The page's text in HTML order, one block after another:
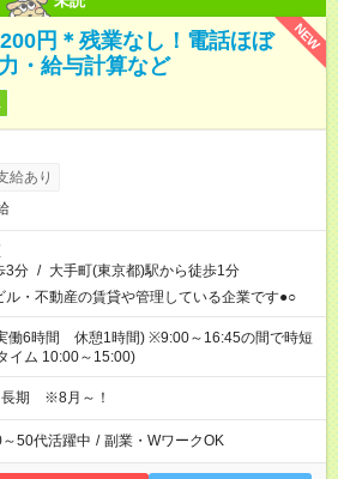
NEW
円＊残業なし！電話ほぼ
・給与計算など
給あり
3分 / 大手町(東京都)駅から徒歩1分
ル・不動産の賃貸や管理している企業です●○
働6時間 休憩1時間) ※9:00～16:45の間で時短
イム 10:00～15:00)
長期 ※8月～！
50代活躍中 / 副業・WワークOK